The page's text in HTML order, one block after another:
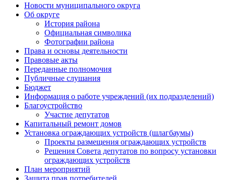
Новости муниципального округа
Об округе
История района
Официальная символика
Фотографии района
Права и основы деятельности
Правовые акты
Переданные полномочия
Публичные слушания
Бюджет
Информация о работе учреждений (их подразделений)
Благоустройство
Участие депутатов
Капитальный ремонт домов
Установка ограждающих устройств (шлагбаумы)
Проекты размещения ограждающих устройств
Решения Совета депутатов по вопросу установки
ограждающих устройств
План мероприятий
Защита прав потребителей